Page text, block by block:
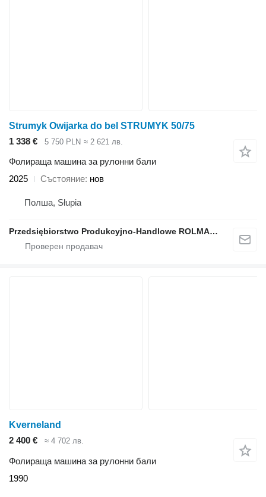
Strumyk Owijarka do bel STRUMYK 50/75
1 338 €
5 750 PLN ≈ 2 621 лв.
Фолираща машина за рулонни бали
2025
Състояние нов
Полша, Słupia
Przedsiębiorstwo Produkcyjno-Handlowe ROLMAPOL Marcin Dziekan
Kverneland
2 400 €
≈ 4 702 лв.
Фолираща машина за рулонни бали
1990